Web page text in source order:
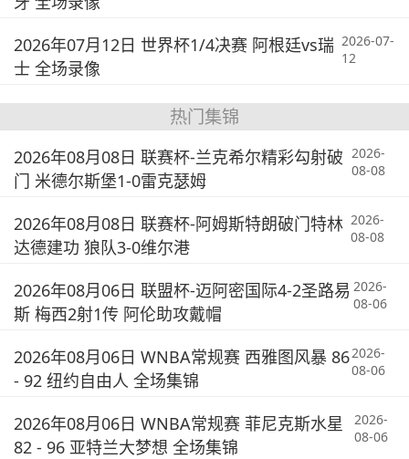
2026年07月12日 世界杯1/4决赛 阿根廷vs瑞
士 全场录像
2026-07-
12
热门集锦
2026年08月08日 联赛杯-兰克希尔精彩勾射破
门 米德尔斯堡1-0雷克瑟姆
2026-
08-08
2026年08月08日 联赛杯-阿姆斯特朗破门特林
达德建功 狼队3-0维尔港
2026-
08-08
2026年08月06日 联盟杯-迈阿密国际4-2圣路易
斯 梅西2射1传 阿伦助攻戴帽
2026-
08-06
2026年08月06日 WNBA常规赛 西雅图风暴 86
- 92 纽约自由人 全场集锦
2026-
08-06
2026年08月06日 WNBA常规赛 菲尼克斯水星
82 - 96 亚特兰大梦想 全场集锦
2026-
08-06